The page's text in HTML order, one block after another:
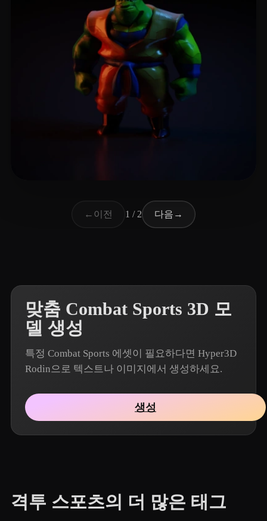
← 이전 1 / 2 다음 →
맞춤 Combat Sports 3D 모
델 생성
특정 Combat Sports 에셋이 필요하다면 Hyper3D
Rodin으로 텍스트나 이미지에서 생성하세요.
생성
격투 스포츠의 더 많은 태그